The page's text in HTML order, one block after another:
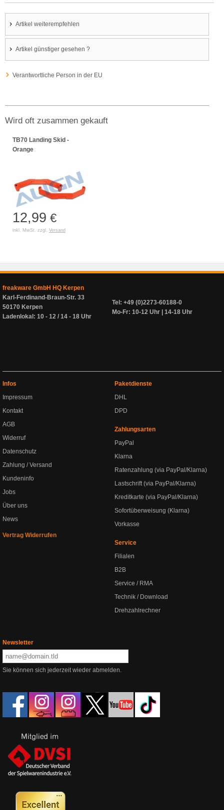
Artikel weiterempfehlen
Artikel günstiger gesehen ?
Verantwortliche Person in der EU
Wird oft zusammen gekauft
TB70 Landing Skid -
Orange
12,99 €
inkl. MwSt. zzgl. Versand
freakware GmbH HQ Kerpen
Karl-Ferdinand-Braun-Str. 33
50170 Kerpen
Ladenlokal: 10 - 12 / 14 - 18 Uhr
Tel: +49 (0)2273-60188-0
Mo-Fr: 10-12 Uhr | 14-18 Uhr
Infos
Impressum
Kontakt
AGB
Widerruf
Datenschutz
Zahlung / Versand
Kundeninfo
Jobs
Über uns
News
Vertrag Widerrufen
Paketdienste
DHL
DPD
Zahlungsarten
PayPal
Klarna
Ratenzahlung (via PayPal/Klarna)
Lastschrift (via PayPal/Klarna)
Kreditkarte (via PayPal/Klarna)
Sofortüberweisung (Klarna)
Vorkasse
Service
Filialen
B2B
Service / RMA
Technik / Download
Drehzahlrechner
Newsletter
Sie können sich jederzeit wieder abmelden.